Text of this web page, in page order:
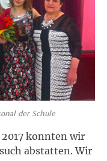
der Schule
konnten wir
abstatten. Wir